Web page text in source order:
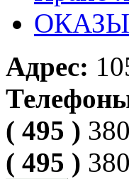
Адрес:
( 495 )
( 495 )